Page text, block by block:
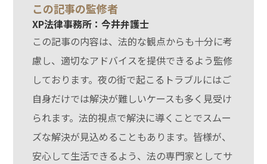
この記事の監修者
XP法律事務所：今井弁護士
この記事の内容は、法的な観点からも十分に考
慮し、適切なアドバイスを提供できるよう監修
しております。夜の街で起こるトラブルにはご
自身だけでは解決が難しいケースも多く見受け
られます。法的視点で解決に導くことでスムー
ズな解決が見込めることもあります。皆様が、
安心して生活できるよう、法の専門家としてサ